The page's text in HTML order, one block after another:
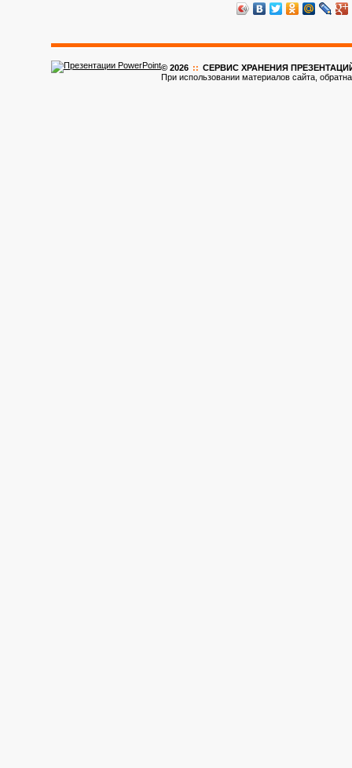
© 2026 :: CЕРВИС ХРАНЕНИЯ ПРЕЗЕНТАЦИЙ
При использовании материалов сайта,